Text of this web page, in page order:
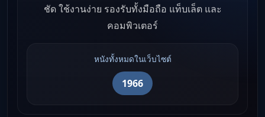
ชัด ใช้งานง่าย รองรับทั้งมือถือ แท็บเล็ต และ
คอมพิวเตอร์
หนังทั้งหมดในเว็บไซต์
1966